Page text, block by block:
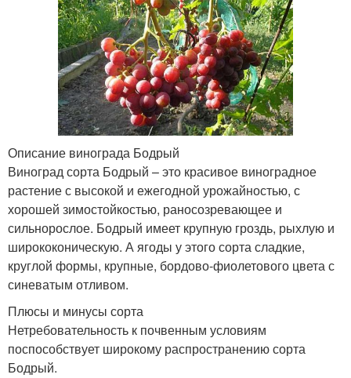
Описание винограда Бодрый
Виноград сорта Бодрый – это красивое виноградное
растение с высокой и ежегодной урожайностью, с
хорошей зимостойкостью, раносозревающее и
сильнорослое. Бодрый имеет крупную гроздь, рыхлую и
ширококоническую. А ягоды у этого сорта сладкие,
круглой формы, крупные, бордово-фиолетового цвета с
синеватым отливом.
Плюсы и минусы сорта
Нетребовательность к почвенным условиям
поспособствует широкому распространению сорта
Бодрый.